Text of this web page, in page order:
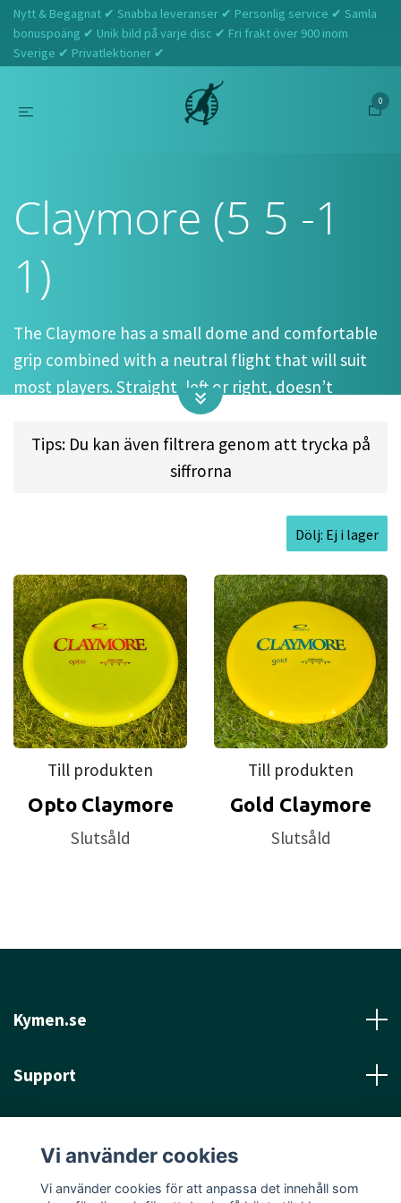
Nytt & Begagnat ✔ Snabba leveranser ✔ Personlig service ✔ Samla
bonuspoäng ✔ Unik bild på varje disc ✔ Fri frakt över 900 inom
Sverige ✔ Privatlektioner ✔
0
Claymore (5 5 -1
1)
The Claymore has a small dome and comfortable
grip combined with a neutral flight that will suit
most players. Straight, left or right, doesn’t
matter. This disc can do it all.
Max Weight:180.1gr lDiameter:21.7cm l
Height:1.9cm lRim Depth: 1.2cm lRim
Thickness:1.4cm l Inside Rim Diameter: 18.9cm
Tips: Du kan även filtrera genom att trycka på
siffrorna
Dölj: Ej i lager
Till produkten
Opto Claymore
Slutsåld
Till produkten
Gold Claymore
Slutsåld
Kymen.se
Support
Sociala medier
Vi använder cookies
Vi använder cookies för att anpassa det innehåll som